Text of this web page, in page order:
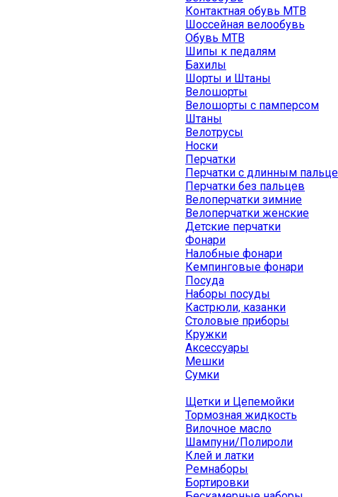
Контактная обувь MTB
Шоссейная велообувь
Обувь MTB
Шипы к педалям
Бахилы
Шорты и Штаны
Велошорты
Велошорты с памперсом
Штаны
Велотрусы
Носки
Перчатки
Перчатки с длинным
Перчатки без пальцев
Велоперчатки зимние
Велоперчатки женские
Детские перчатки
Фонари
Налобные фонари
Кемпинговые фонари
Посуда
Наборы посуды
Кастрюли, казанки
Столовые приборы
Кружки
Аксессуары
Мешки
Сумки
Щетки и Цепемойки
Тормозная жидкость
Вилочное масло
Шампуни/Полироли
Клей и латки
Ремнаборы
Бортировки